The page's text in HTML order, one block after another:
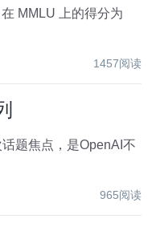
MMLU 上的得分为
1457阅读
题焦点，是OpenAI不
965阅读